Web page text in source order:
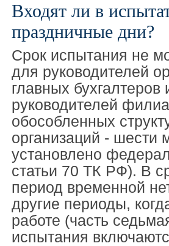
Входят ли в
праздничные дни?
Срок испытания не
для руководителей
главных бухгалтеров
руководителей
обособленных
организаций - шести
установлено
статьи 70 ТК РФ). В
период временной
другие периоды,
работе (часть
испытания